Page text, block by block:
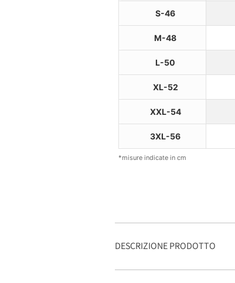
S-46
M-48
L-50
XL-52
XXL-54
3XL-56
*misure indicate in cm
DESCRIZIONE PRODOTTO